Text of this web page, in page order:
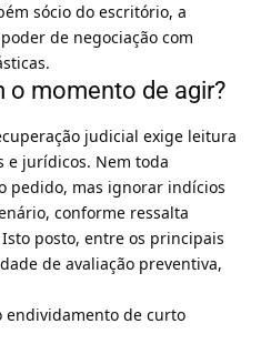
sócio do escritório, a
de negociação com
o momento de agir?
judicial exige leitura
e jurídicos. Nem toda
pedido, mas ignorar indícios
conforme ressalta
posto, entre os principais
de avaliação preventiva,
endividamento de curto